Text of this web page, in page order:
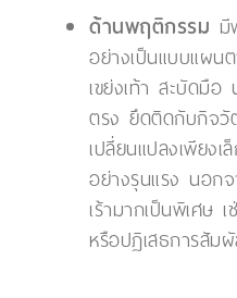
ด้านพฤติกรรม
อย่างเป็นแบบแผน
เขย่งเท้า สะบัดมือ
ตรง ยึดติดกับกิจวั
เปลี่ยนแปลงเพียง
อย่างรุนแรง นอก
เร้ามากเป็นพิเศษ
หรือปฏิเสธการสั